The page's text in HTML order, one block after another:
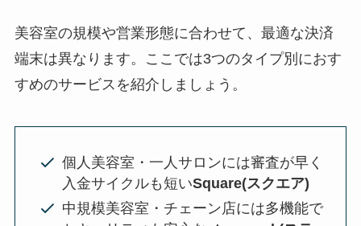
美容室の規模や営業形態に合わせて、最適な決済
端末は異なります。ここでは3つのタイプ別におす
すめのサービスを紹介しましょう。
個人美容室・一人サロンには審査が早く
入金サイクルも短いSquare(スクエア)
中規模美容室・チェーン店には多機能で